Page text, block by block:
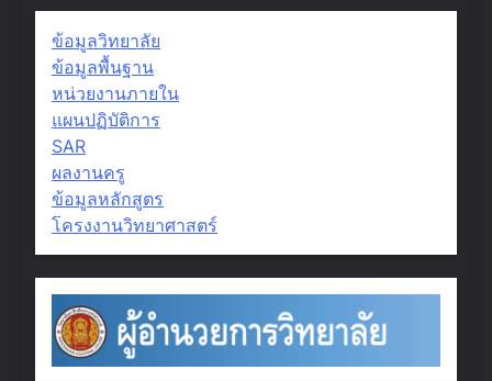
ข้อมูลวิทยาลัย
ข้อมูลพื้นฐาน
หน่วยงานภายใน
แผนปฏิบัติการ
SAR
ผลงานครู
ข้อมูลหลักสูตร
โครงงานวิทยาศาสตร์